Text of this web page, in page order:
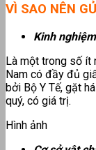
VÌ SAO NÊN
Kinh
Là một trong số ít
Nam có đầy đủ
bởi Bộ Y Tế, gặt
quý, có giá trị.
Hình ảnh